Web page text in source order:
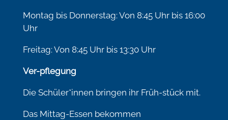
Montag bis Donnerstag: Von 8:45 Uhr bis 16:00
Uhr
Freitag: Von 8:45 Uhr bis 13:30 Uhr
Ver-pflegung
Die Schüler*innen bringen ihr Früh-stück mit.
Das Mittag-Essen bekommen